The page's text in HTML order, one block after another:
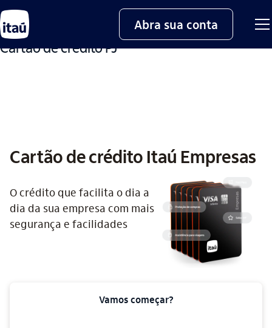
Abra sua conta
seta_esquerda Empresas
Cartão de crédito PJ